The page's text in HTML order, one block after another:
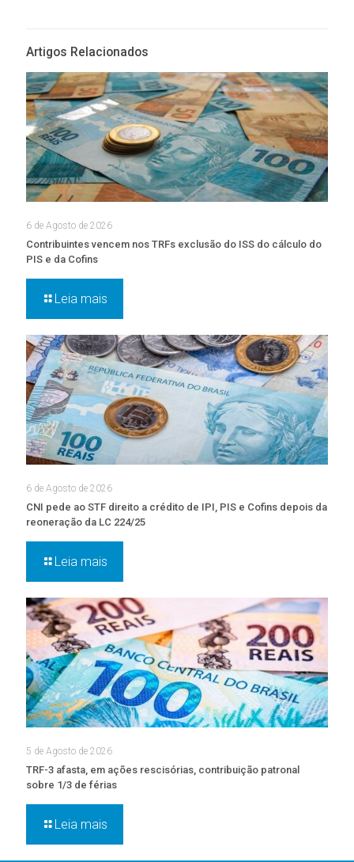
Artigos Relacionados
6 de Agosto de 2026
Contribuintes vencem nos TRFs exclusão do ISS do cálculo do
PIS e da Cofins
Leia mais
6 de Agosto de 2026
CNI pede ao STF direito a crédito de IPI, PIS e Cofins depois da
reoneração da LC 224/25
Leia mais
5 de Agosto de 2026
TRF-3 afasta, em ações rescisórias, contribuição patronal
sobre 1/3 de férias
Leia mais